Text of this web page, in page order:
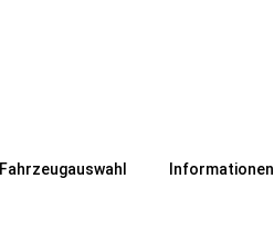
Fahrzeugauswahl Informationen